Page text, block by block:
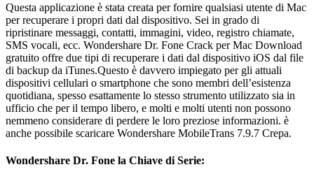
Questa applicazione è stata creata per fornire qualsiasi utente di Mac
per recuperare i propri dati dal dispositivo. Sei in grado di
ripristinare messaggi, contatti, immagini, video, registro chiamate,
SMS vocali, ecc. Wondershare Dr. Fone Crack per Mac Download
gratuito offre due tipi di recuperare i dati dal dispositivo iOS dal file
di backup da iTunes.Questo è davvero impiegato per gli attuali
dispositivi cellulari o smartphone che sono membri dell’esistenza
quotidiana, spesso esattamente lo stesso strumento utilizzato sia in
ufficio che per il tempo libero, e molti e molti utenti non possono
nemmeno considerare di perdere le loro preziose informazioni. è
anche possibile scaricare Wondershare MobileTrans 7.9.7 Crepa.
Wondershare Dr. Fone la Chiave di Serie: